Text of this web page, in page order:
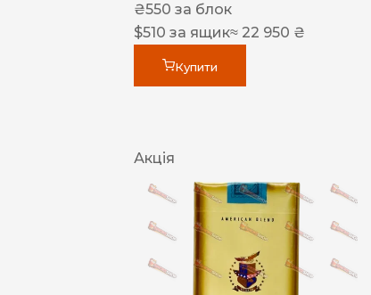
₴550 за блок
$510 за ящик≈ 22 950 ₴
Купити
Акція